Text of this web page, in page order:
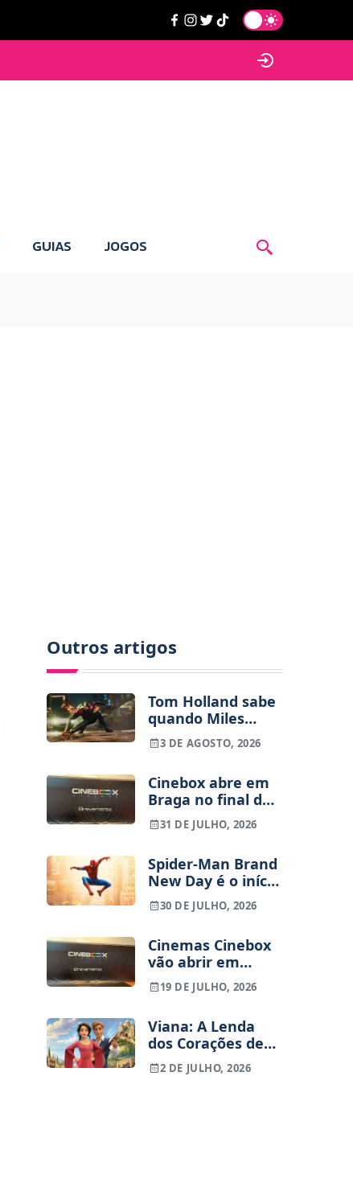
GUIAS JOGOS
Outros artigos
Tom Holland sabe
quando Miles
Morales vai entrar
no MCU
3 DE AGOSTO, 2026
Cinebox abre em
Braga no final de
Setembro – Vai
haver sala IMAX?
31 DE JULHO, 2026
Spider-Man Brand
New Day é o início
de uma nova
trilogia? Tudo o
sobre o futuro do
Peter Parker de
Tom Holland
30 DE JULHO, 2026
Cinemas Cinebox
vão abrir em
Braga
19 DE JULHO, 2026
Viana: A Lenda
dos Corações de
Ouro, filme
animado
2 DE JULHO, 2026